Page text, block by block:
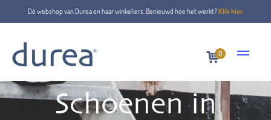
Dé webshop van Durea en haar winkeliers. Benieuwd hoe het werkt?Klik hier
0
Schoenen in